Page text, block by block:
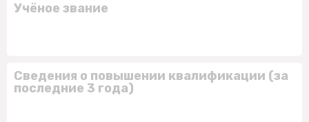
Учёное звание
Сведения о повышении квалификации (за
последние 3 года)